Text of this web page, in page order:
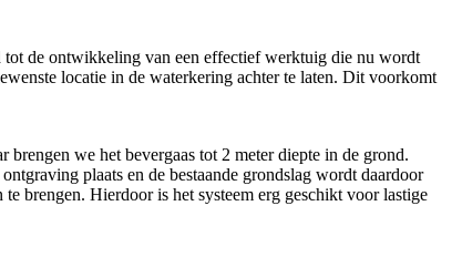
tot de ontwikkeling van een effectief werktuig die nu wordt
locatie in de waterkering achter te laten. Dit voorkomt
we het bevergaas tot 2 meter diepte in de grond.
plaats en de bestaande grondslag wordt daardoor
brengen. Hierdoor is het systeem erg geschikt voor lastige